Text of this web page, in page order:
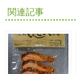
関連記事